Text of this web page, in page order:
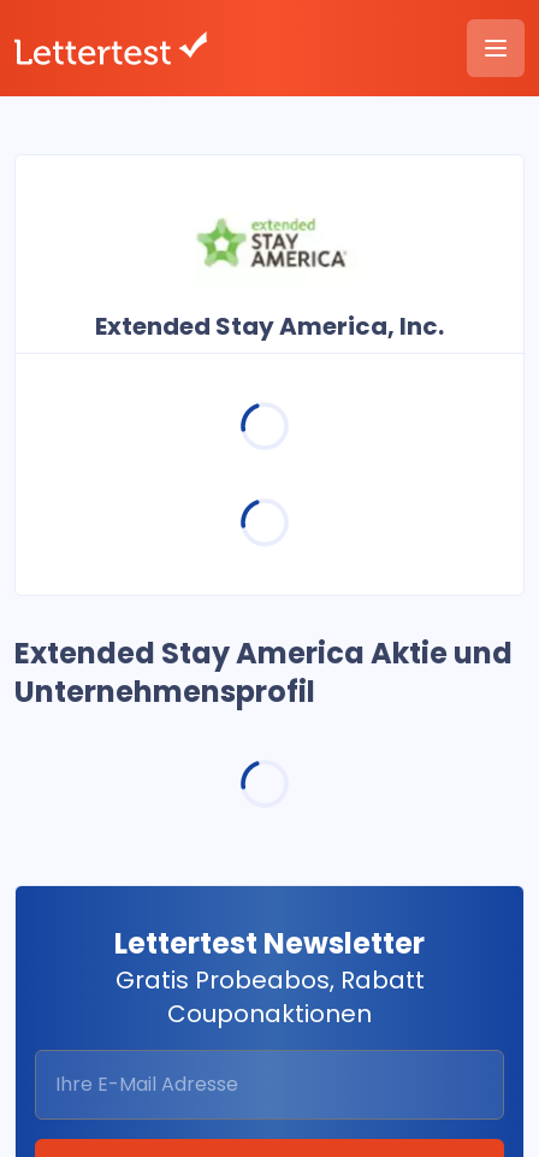
Extended Stay America, Inc.
Extended Stay America Aktie und
Unternehmensprofil
Lettertest Newsletter
Gratis Probeabos, Rabatt
Couponaktionen